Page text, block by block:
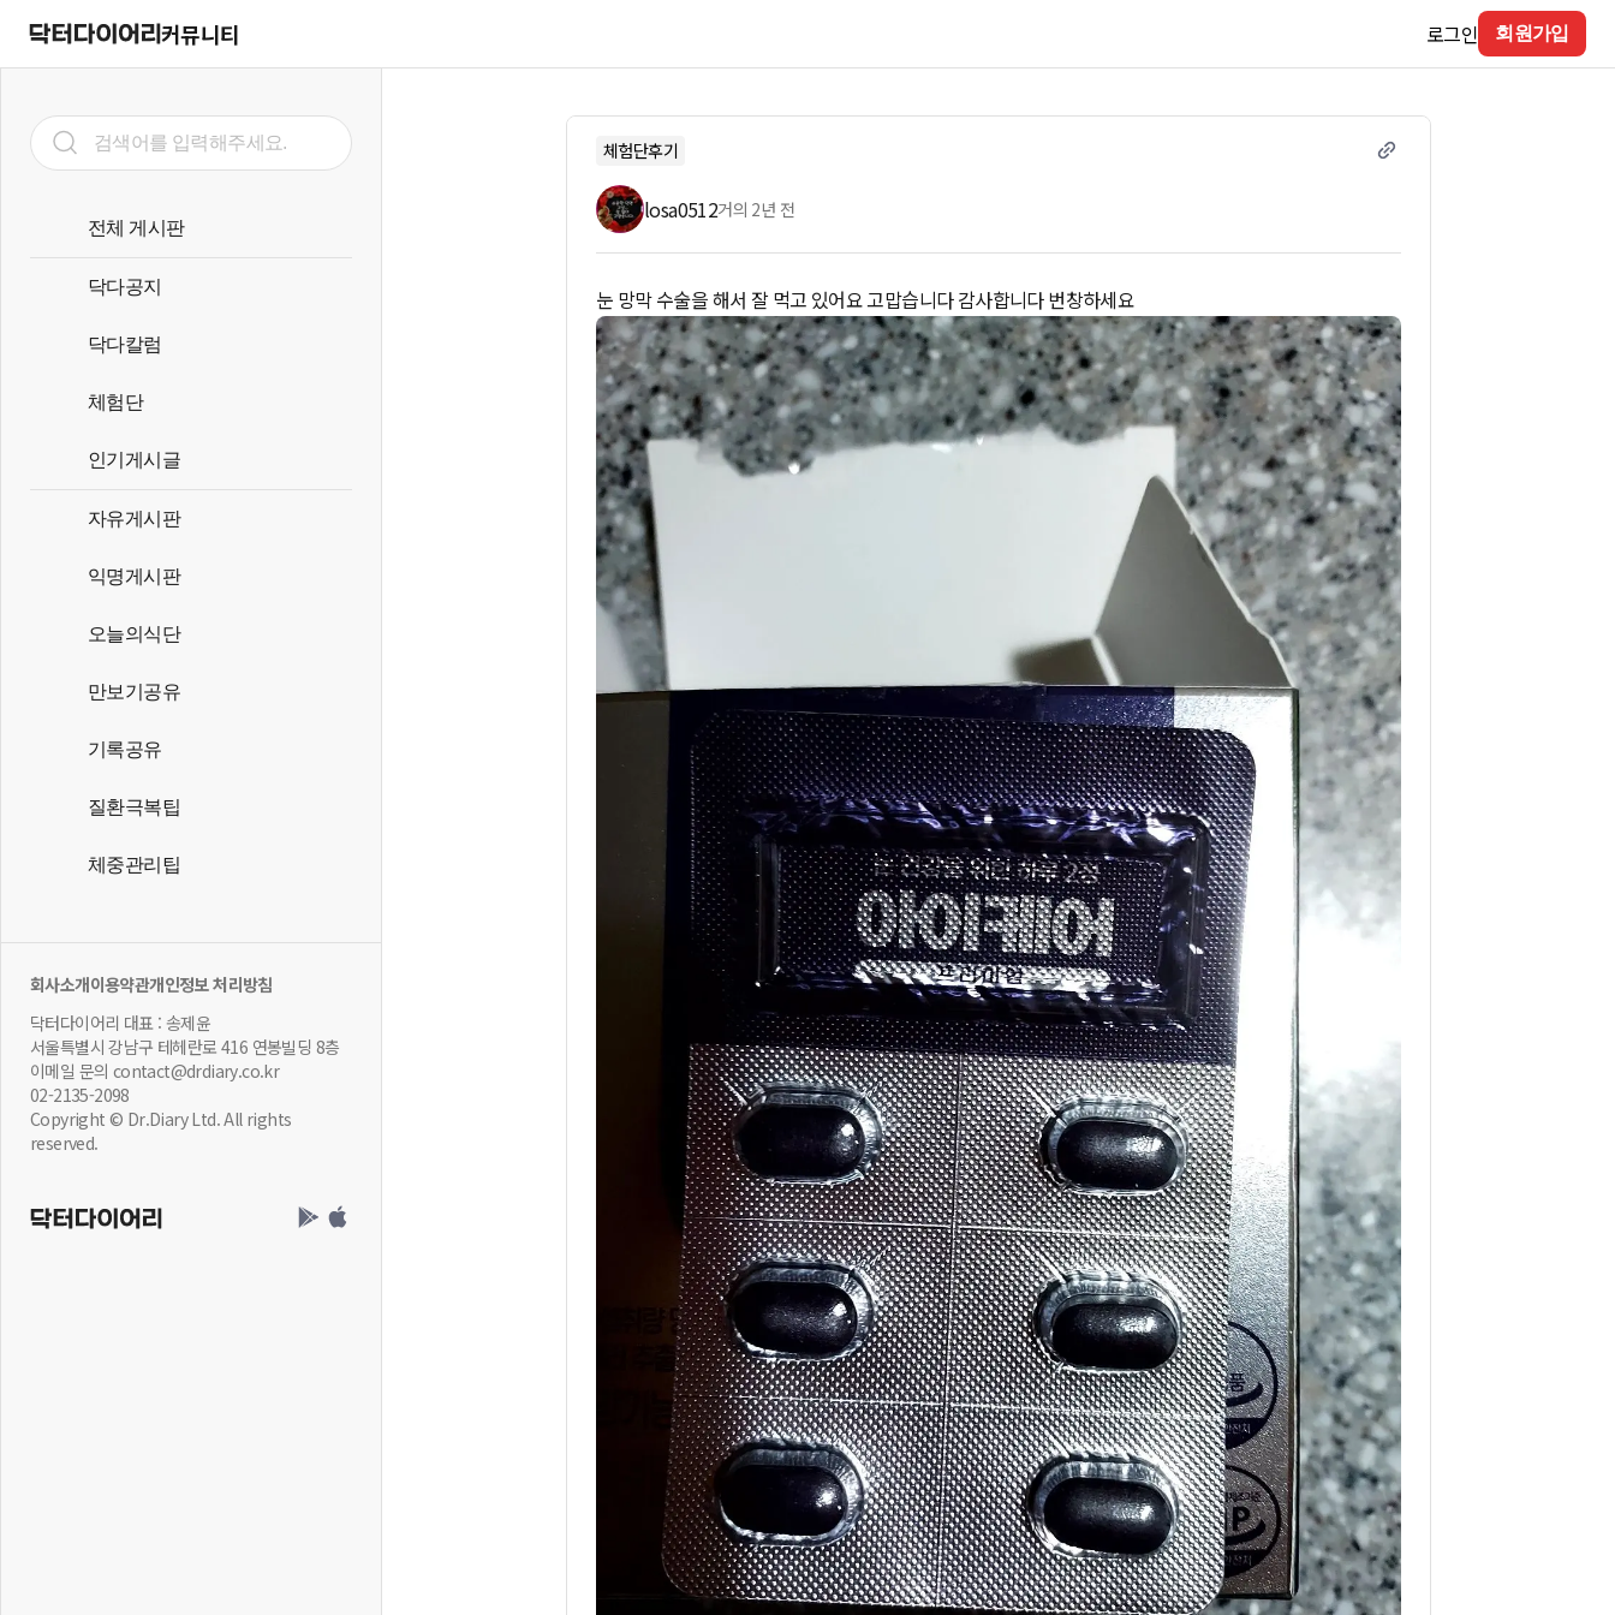
커뮤니티 로그인 회원가입
전체 게시판
닥다공지
닥다칼럼
체험단
인기게시글
자유게시판
익명게시판
오늘의식단
만보기공유
기록공유
질환극복팁
체중관리팁
회사소개이용약관개인정보 처리방침
닥터다이어리 대표 : 송제윤
서울특별시 강남구 테헤란로 416 연봉빌딩 8층
이메일 문의 contact@drdiary.co.kr
02-2135-2098
Copyright © Dr.Diary Ltd. All rights
reserved.
체험단후기
losa0512거의 2년 전
눈 망막 수술을 해서 잘 먹고 있어요 고맙습니다 감사합니다 번창하세요